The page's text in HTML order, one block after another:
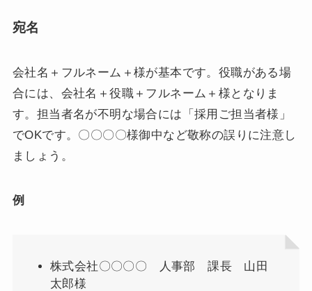
宛名
会社名＋フルネーム＋様が基本です。役職がある場
合には、会社名＋役職＋フルネーム＋様となりま
す。担当者名が不明な場合には「採用ご担当者様」
でOKです。〇〇〇〇様御中など敬称の誤りに注意し
ましょう。
例
株式会社〇〇〇〇 人事部 課長 山田
太郎様